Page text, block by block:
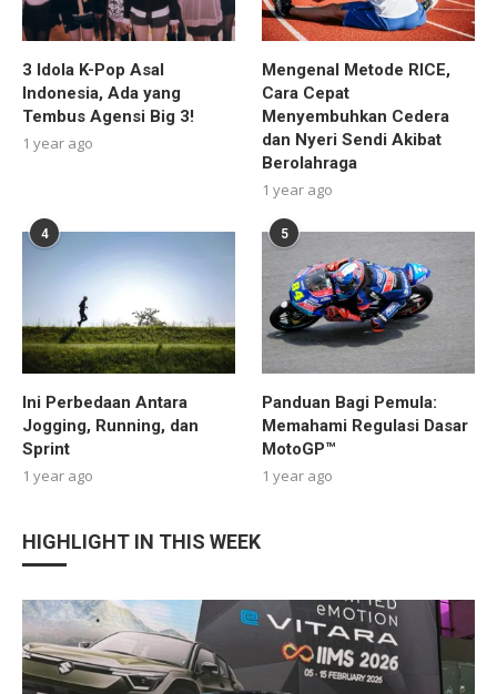
3 Idola K-Pop Asal
Indonesia, Ada yang
Tembus Agensi Big 3!
1 year ago
Mengenal Metode RICE,
Cara Cepat
Menyembuhkan Cedera
dan Nyeri Sendi Akibat
Berolahraga
1 year ago
4
Ini Perbedaan Antara
Jogging, Running, dan
Sprint
1 year ago
5
Panduan Bagi Pemula:
Memahami Regulasi Dasar
MotoGP™
1 year ago
HIGHLIGHT IN THIS WEEK